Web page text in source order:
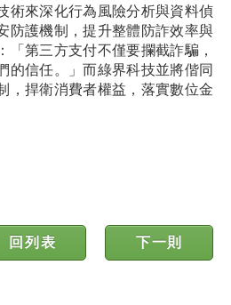
術來深化行為風險分析與資料偵
防護機制，提升整體防詐效率與
「第三方支付不僅要攔截詐騙，
的信任。」而綠界科技並將偕同
，捍衛消費者權益，落實數位金
回列表 下一則